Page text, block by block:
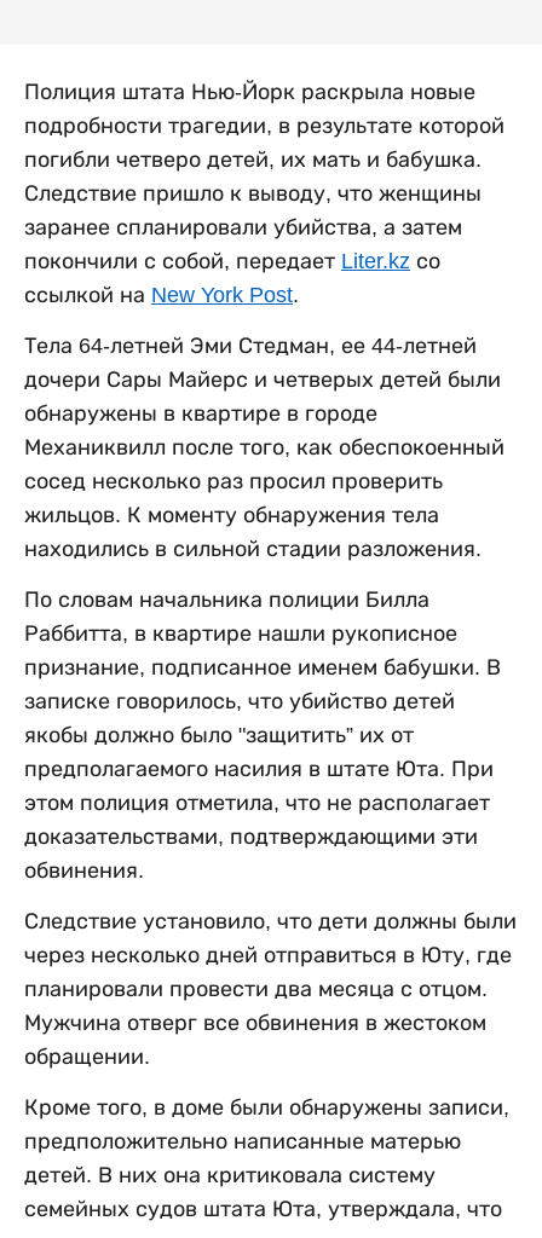
Полиция штата Нью-Йорк раскрыла новые
подробности трагедии, в результате которой
погибли четверо детей, их мать и бабушка.
Следствие пришло к выводу, что женщины
заранее спланировали убийства, а затем
покончили с собой, передает Liter.kz со
ссылкой на New York Post.
Тела 64-летней Эми Стедман, ее 44-летней
дочери Сары Майерс и четверых детей были
обнаружены в квартире в городе
Механиквилл после того, как обеспокоенный
сосед несколько раз просил проверить
жильцов. К моменту обнаружения тела
находились в сильной стадии разложения.
По словам начальника полиции Билла
Раббитта, в квартире нашли рукописное
признание, подписанное именем бабушки. В
записке говорилось, что убийство детей
якобы должно было "защитить” их от
предполагаемого насилия в штате Юта. При
этом полиция отметила, что не располагает
доказательствами, подтверждающими эти
обвинения.
Следствие установило, что дети должны были
через несколько дней отправиться в Юту, где
планировали провести два месяца с отцом.
Мужчина отверг все обвинения в жестоком
обращении.
Кроме того, в доме были обнаружены записи,
предположительно написанные матерью
детей. В них она критиковала систему
семейных судов штата Юта, утверждала, что